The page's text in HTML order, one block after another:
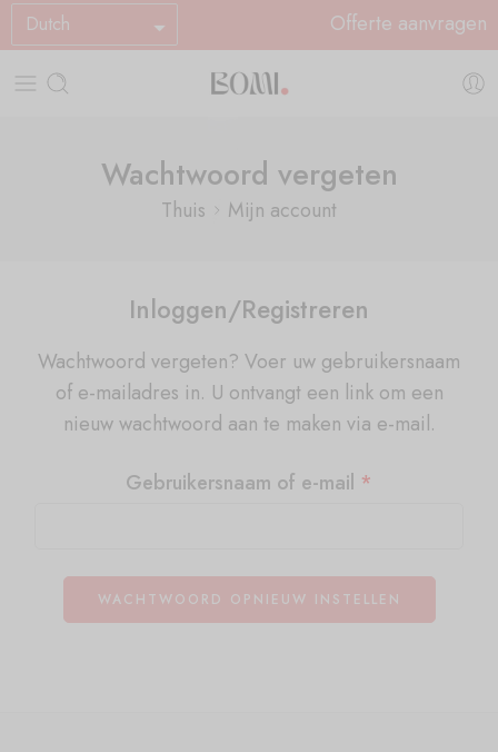
Dutch Offerte aanvragen
Wachtwoord vergeten
Thuis Mijn account
Inloggen/Registreren
Wachtwoord vergeten? Voer uw gebruikersnaam
of e-mailadres in. U ontvangt een link om een
nieuw wachtwoord aan te maken via e-mail.
Gebruikersnaam of e-mail *
WACHTWOORD OPNIEUW INSTELLEN